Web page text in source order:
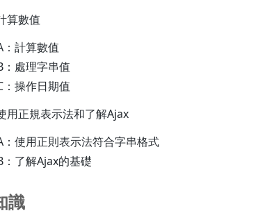
數值
：計算數值
：處理字串值
：操作日期值
正規表示法和了解Ajax
：使用正則表示法符合字串格式
：了解Ajax的基礎
識